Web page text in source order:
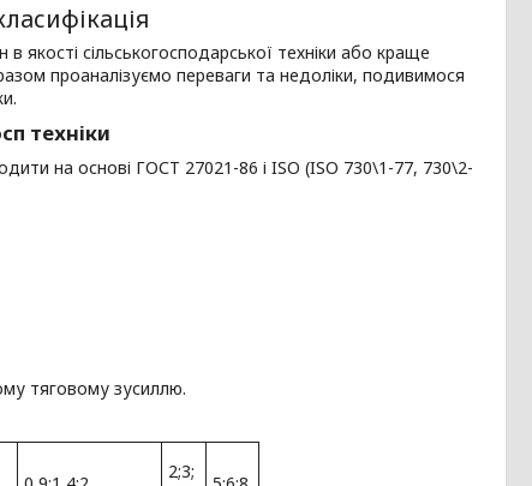
в якості сільськогосподарської техніки або краще
проаналізуємо переваги та недоліки, подивимося
техніки
на основі ГОСТ 27021-86 і ISO (ISO 730\1-77, 730\2-
тяговому зусиллю.
2;3;